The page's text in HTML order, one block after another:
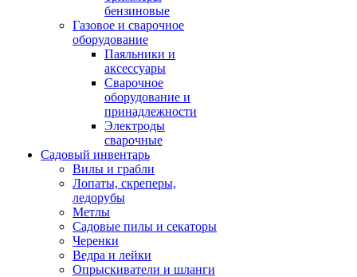
бензиновые
Газовое и сварочное
оборудование
Паяльники и
аксессуары
Сварочное
оборудование и
принадлежности
Электроды
сварочные
Садовый инвентарь
Вилы и грабли
Лопаты, скреперы,
ледорубы
Метлы
Садовые пилы и секаторы
Черенки
Ведра и лейки
Опрыскиватели и шланги